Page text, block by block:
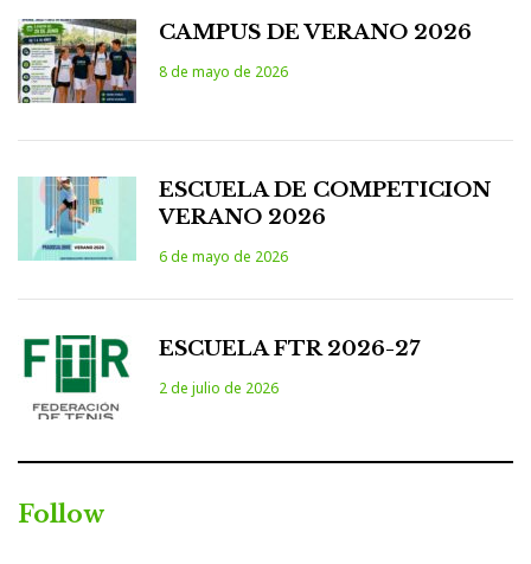
CAMPUS DE VERANO 2026
8 de mayo de 2026
ESCUELA DE COMPETICION
VERANO 2026
6 de mayo de 2026
ESCUELA FTR 2026-27
2 de julio de 2026
Follow